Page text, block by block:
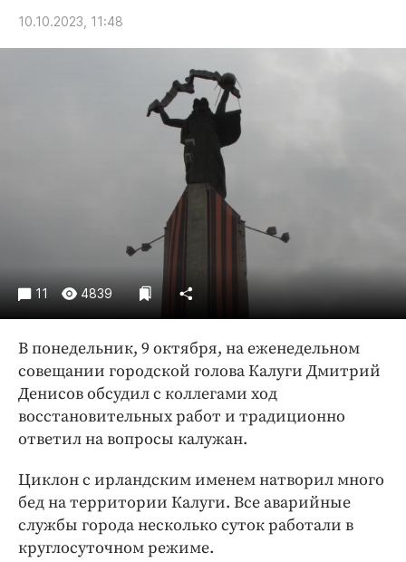
Авто и транспорт
Благоустройство
Недвижимость и ЖКХ
Происшествия
Спорт
Экономика и бизнес
ПРОЕКТЫ
Блоги
Издания
Медиаперсона
Клиника года
Бренд года
Работодатель года
10.10.2023, 11:48
11 4839
В понедельник, 9 октября, на еженедельном
совещании городской голова Калуги Дмитрий
Денисов обсудил с коллегами ход
восстановительных работ и традиционно
ответил на вопросы калужан.
Циклон с ирландским именем натворил много
бед на территории Калуги. Все аварийные
службы города несколько суток работали в
круглосуточном режиме.